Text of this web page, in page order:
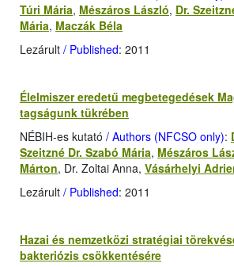
Túri Mária, Mészáros László, Dr.
Mária, Maczák Béla
Lezárult / Published: 2011
Élelmiszer eredetű megbetegedések
tagságunk tükrében
NÉBIH-es kutató / Authors (NFCSO only):
Szeitzné Dr. Szabó Mária, Mészáros
Márton, Dr. Zoltai Anna, Vásárhelyi
Lezárult / Published: 2011
Hazai és nemzetközi stratégiai
bakteriózis csökkentésére